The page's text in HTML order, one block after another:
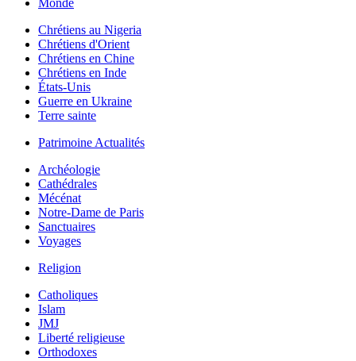
Monde
Chrétiens au Nigeria
Chrétiens d'Orient
Chrétiens en Chine
Chrétiens en Inde
États-Unis
Guerre en Ukraine
Terre sainte
Patrimoine Actualités
Archéologie
Cathédrales
Mécénat
Notre-Dame de Paris
Sanctuaires
Voyages
Religion
Catholiques
Islam
JMJ
Liberté religieuse
Orthodoxes